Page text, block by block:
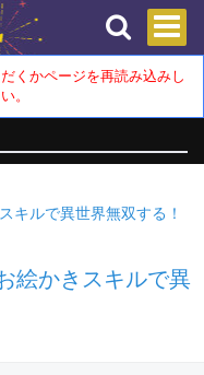
くかページを再読み込みし
。
キルで異世界無双する！
絵かきスキルで異